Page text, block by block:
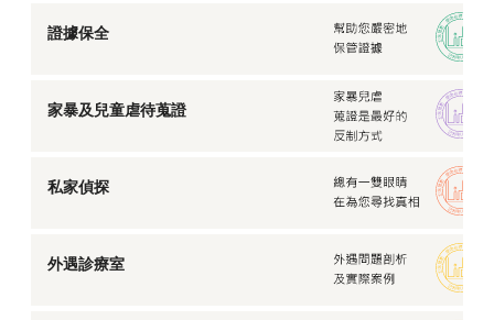
證據保全
家暴及兒童虐待蒐證
私家偵探
外遇診療室